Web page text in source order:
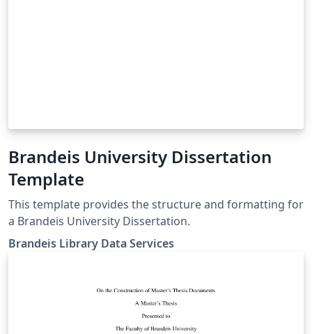
Brandeis University Dissertation
Template
This template provides the structure and formatting for
a Brandeis University Dissertation.
Brandeis Library Data Services